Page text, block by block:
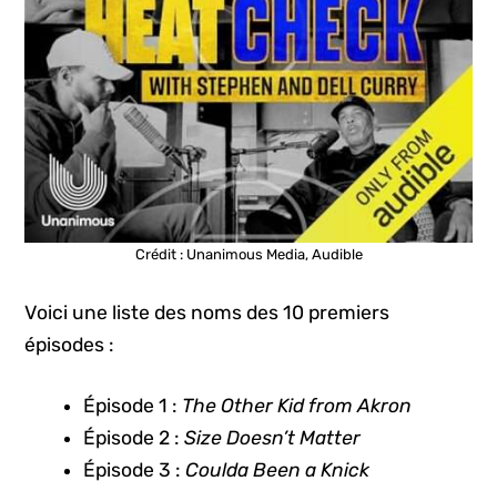
Crédit : Unanimous Media, Audible
Voici une liste des noms des 10 premiers
épisodes :
Épisode 1 : The Other Kid from Akron
Épisode 2 :Size Doesn’t Matter
Épisode 3 :Coulda Been a Knick